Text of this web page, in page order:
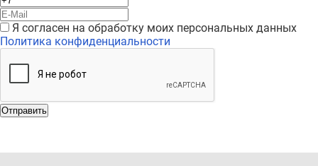
Я согласен на обработку моих персональных данных
Политика конфиденциальности
Отправить